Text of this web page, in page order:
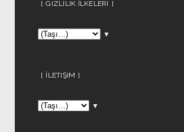
GIZLILIK İLKELERI
▼
İLETIŞIM
▼